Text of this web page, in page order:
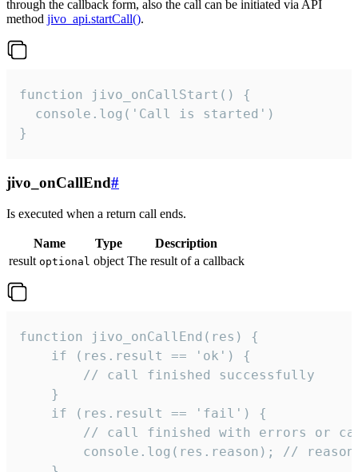
through the callback form, also the call can be initiated via API
method jivo_api.startCall().
function jivo_onCallStart() {
  console.log('Call is started')
}
jivo_onCallEnd#
Is executed when a return call ends.
Name Type
Description
result optional object The result of a callback
function jivo_onCallEnd(res) {
    if (res.result == 'ok') {
        // call finished successfully
    }
    if (res.result == 'fail') {
// call finished with errors or
console.log(res.reason); //